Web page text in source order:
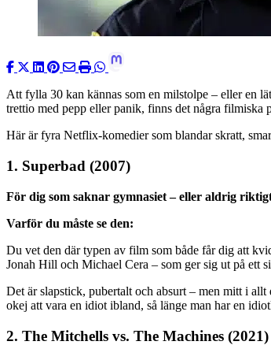
Att fylla 30 kan kännas som en milstolpe – eller en
trettio med pepp eller panik, finns det några filmiska
Här är fyra Netflix-komedier som blandar skratt,
1. Superbad (2007)
För dig som saknar gymnasiet – eller aldrig
Varför du måste se den:
Du vet den där typen av film som både får dig att
Jonah Hill och Michael Cera – som ger sig ut på ett
Det är slapstick, pubertalt och absurt – men mitt i allt
okej att vara en idiot ibland, så länge man har en
2. The Mitchells vs. The Machines (2021)